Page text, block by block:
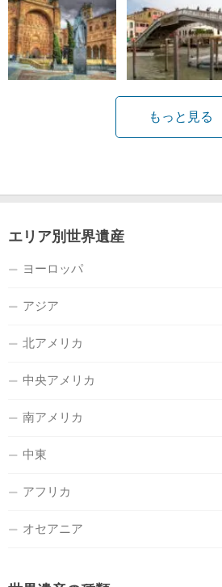
もっと見る
エリア別世界遺産
ヨーロッパ
アジア
北アメリカ
中央アメリカ
南アメリカ
中東
アフリカ
オセアニア